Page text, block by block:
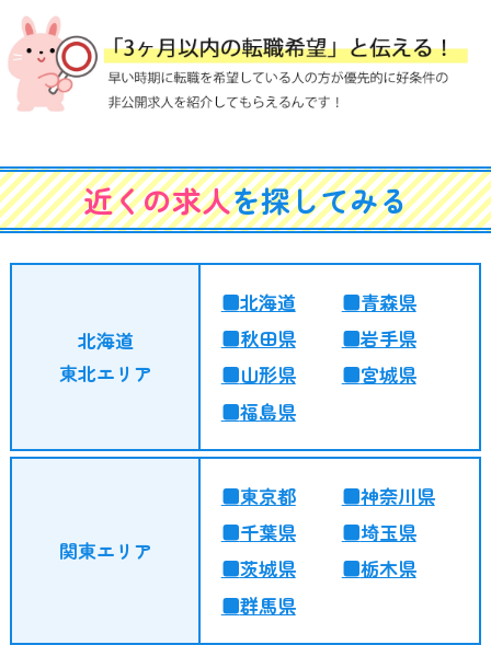
近くの求人を探してみる
北海道
東北エリア
北海道
青森県
秋田県
岩手県
山形県
宮城県
福島県
関東エリア
東京都
神奈川県
千葉県
埼玉県
茨城県
栃木県
群馬県